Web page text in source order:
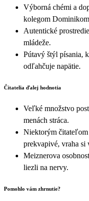
Výborná chémi a
kolegom
Autentické
mládeže.
Pútavý štýl písania,
odľahčuje napätie.
Čitatelia ďalej hodnotia
Veľké množstvo
menách stráca.
Niektorým
prekvapivé, vraha si
Meiznerova
liezli na nervy.
Pomohlo vám zhrnutie?